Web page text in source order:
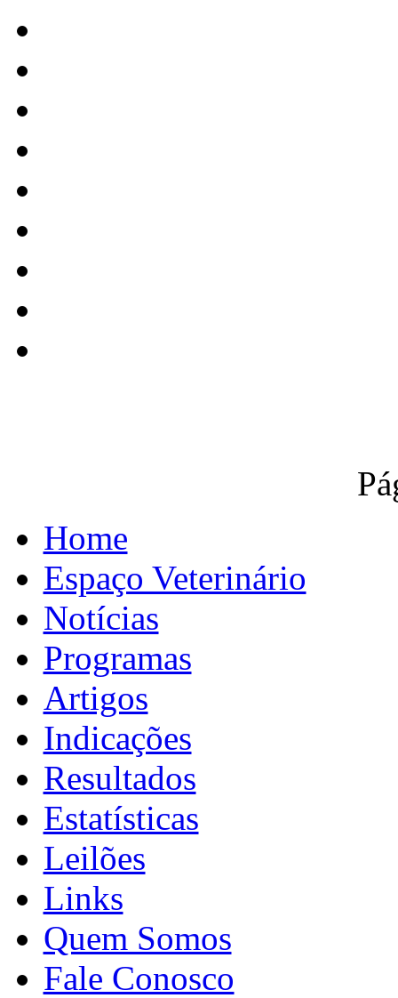
Home
Espaço Veterinário
Notícias
Programas
Artigos
Indicações
Resultados
Estatísticas
Leilões
Links
Quem Somos
Fale Conosco